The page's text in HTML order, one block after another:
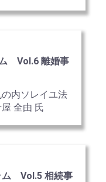
Vol.6 離婚事
の内ソレイユ法
全由 氏
ム Vol.5 相続事